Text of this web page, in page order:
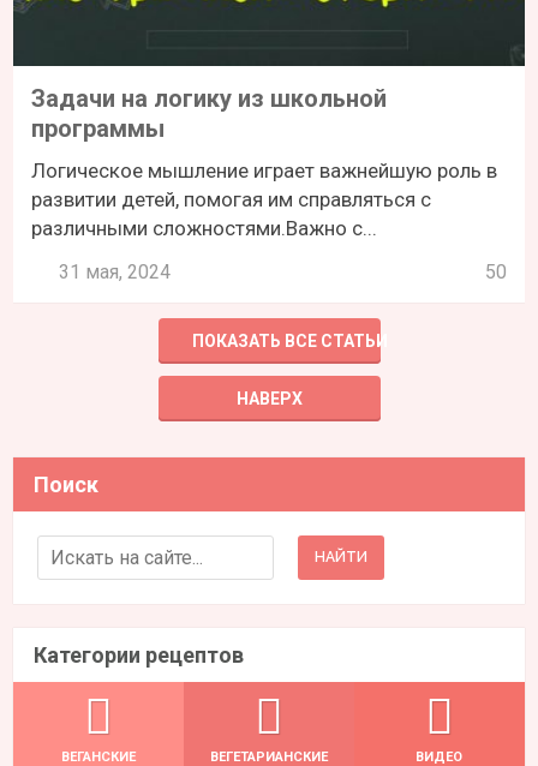
Задачи на логику из школьной
программы
Логическое мышление играет важнейшую роль в
развитии детей, помогая им справляться с
различными сложностями.Важно с...
31 мая, 2024 50
ПОКАЗАТЬ ВСЕ СТАТЬИ
НАВЕРХ
Поиск
Search for:
Категории рецептов
ВЕГАНСКИЕ ВЕГЕТАРИАНСКИЕ ВИДЕО